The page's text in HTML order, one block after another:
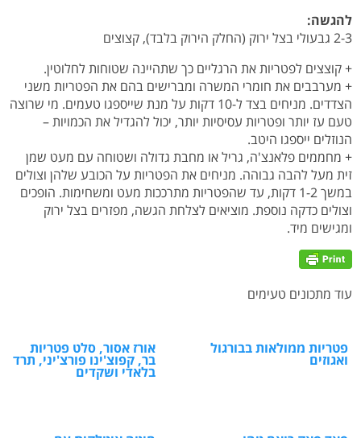
להגשה:
2-3 גבעולי בצל ירוק (החלק הירוק בלבד), קצוצים
+ קוצצים לפטריות את הרגליים כך שתהיינה שטוחות לחלוטין.
+ מערבבים את חומרי המשרה ומברישים בהם את הפטריות משני
הצדדים. מניחים בצד ל-10 דקות על מנת שייספגו טעמים. מי שרוצה
טעם עז יותר ופטריות עסיסיות יותר, יכול להגדיל את הכמויות –
הנוזלים ייספגו היטב.
+ מחממים פלאנצ'ה, גריל או מחבת גדולה ושטוחה עם מעט שמן
זית מעל להבה גבוהה. מניחים את הפטריות על הכובע שלהן וצולים
במשך 1-2 דקות, עד שהפטריות מתרככות מעט ומשחימות. הופכים
וצולים כדקה נוספת. מוציאים לצלחת הגשה, מפזרים בצל ירוק
ומגישים מיד.
עוד מתכונים טעימים
פטריות ממולאות בבורגול
ואגוזים
אורז אסור, סלט פטריות
בר, קפוצ'ינו פורצ'יני, תרד
בלאדי ושקדים